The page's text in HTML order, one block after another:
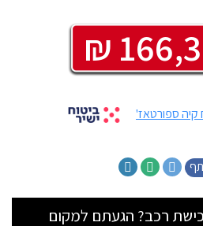
₪
ספורטאז'
רכב? הגעתם למקום